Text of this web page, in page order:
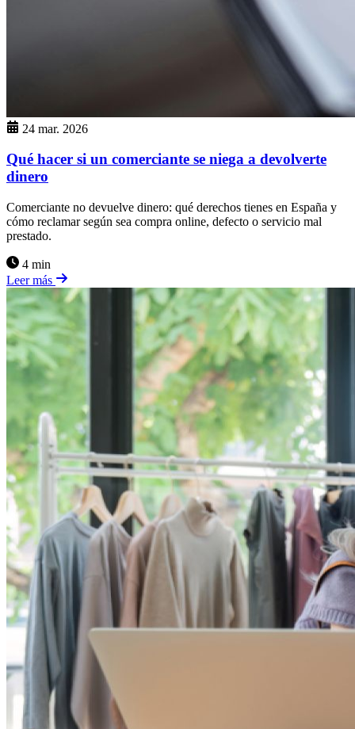
24 mar. 2026
Qué hacer si un comerciante se niega a devolverte
dinero
Comerciante no devuelve dinero: qué derechos tienes en España y
cómo reclamar según sea compra online, defecto o servicio mal
prestado.
4 min
Leer más